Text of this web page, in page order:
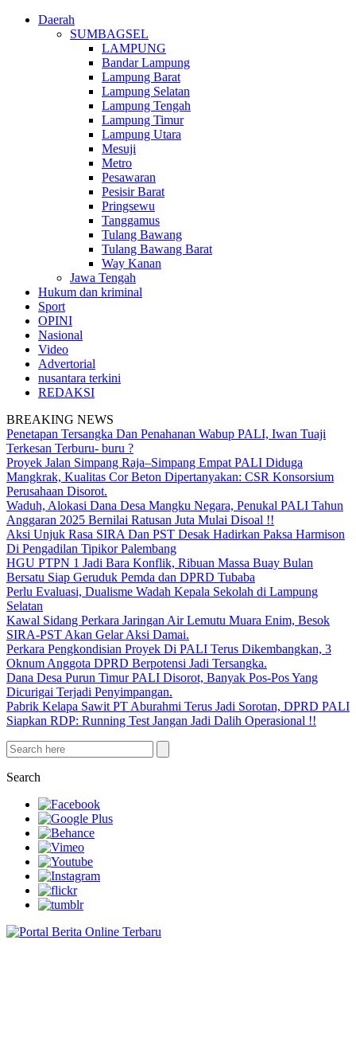
Daerah
SUMBAGSEL
LAMPUNG
Bandar Lampung
Lampung Barat
Lampung Selatan
Lampung Tengah
Lampung Timur
Lampung Utara
Mesuji
Metro
Pesawaran
Pesisir Barat
Pringsewu
Tanggamus
Tulang Bawang
Tulang Bawang Barat
Way Kanan
Jawa Tengah
Hukum dan kriminal
Sport
OPINI
Nasional
Video
Advertorial
nusantara terkini
REDAKSI
BREAKING NEWS
Penetapan Tersangka Dan Penahanan Wabup PALI, Iwan Tuaji
Terkesan Terburu- buru ?
Proyek Jalan Simpang Raja–Simpang Empat PALI Diduga
Mangkrak, Kualitas Cor Beton Dipertanyakan: CSR Konsorsium
Perusahaan Disorot.
Waduh, Alokasi Dana Desa Mangku Negara, Penukal PALI Tahun
Anggaran 2025 Bernilai Ratusan Juta Mulai Disoal !!
Aksi Unjuk Rasa SIRA Dan PST Desak Hadirkan Paksa Harmison
Di Pengadilan Tipikor Palembang
HGU PTPN 1 Jadi Bara Konflik, Ribuan Massa Buay Bulan
Bersatu Siap Geruduk Pemda dan DPRD Tubaba
Perlu Evaluasi, Dualisme Wadah Kepala Sekolah di Lampung
Selatan
Kawal Sidang Perkara Jaringan Air Lemutu Muara Enim, Besok
SIRA-PST Akan Gelar Aksi Damai.
Perkara Pengkondisian Proyek Di PALI Terus Dikembangkan, 3
Oknum Anggota DPRD Berpotensi Jadi Tersangka.
Dana Desa Purun Timur PALI Disorot, Banyak Pos-Pos Yang
Dicurigai Terjadi Penyimpangan.
Pabrik Kelapa Sawit PT Aburahmi Terus Jadi Sorotan, DPRD PALI
Siapkan RDP: Running Test Jangan Jadi Dalih Operasional !!
Search